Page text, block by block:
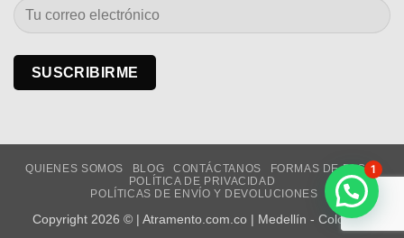
QUIENES SOMOS BLOG CONTÁCTANOS
FORMAS DE PAGO
POLÍTICA DE PRIVACIDAD
POLÍTICAS DE ENVÍO Y DEVOLUCIONES
Copyright 2026 © | Atramento.com.co | Medellín - Colombia
¿Necesitas Ayuda?
1